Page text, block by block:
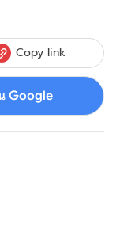
Copy link
Google